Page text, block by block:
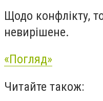
Щодо конфлікту,
невирішене.
«Погляд»
Читайте також: